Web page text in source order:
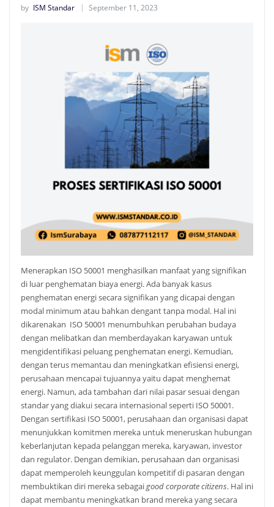
by ISM Standar September 11, 2023
Menerapkan ISO 50001 menghasilkan manfaat yang signifikan
di luar penghematan biaya energi. Ada banyak kasus
penghematan energi secara signifikan yang dicapai dengan
modal minimum atau bahkan dengant tanpa modal. Hal ini
dikarenakan ISO 50001 menumbuhkan perubahan budaya
dengan melibatkan dan memberdayakan karyawan untuk
mengidentifikasi peluang penghematan energi. Kemudian,
dengan terus memantau dan meningkatkan efisiensi energi,
perusahaan mencapai tujuannya yaitu dapat menghemat
energi. Namun, ada tambahan dari nilai pasar sesuai dengan
standar yang diakui secara internasional seperti ISO 50001.
Dengan sertifikasi ISO 50001, perusahaan dan organisasi dapat
menunjukkan komitmen mereka untuk meneruskan hubungan
keberlanjutan kepada pelanggan mereka, karyawan, investor
dan regulator. Dengan demikian, perusahaan dan organisasi
dapat memperoleh keunggulan kompetitif di pasaran dengan
membuktikan diri mereka sebagaigood corporate citizens. Hal ini
dapat membantu meningkatkan brand mereka yang secara